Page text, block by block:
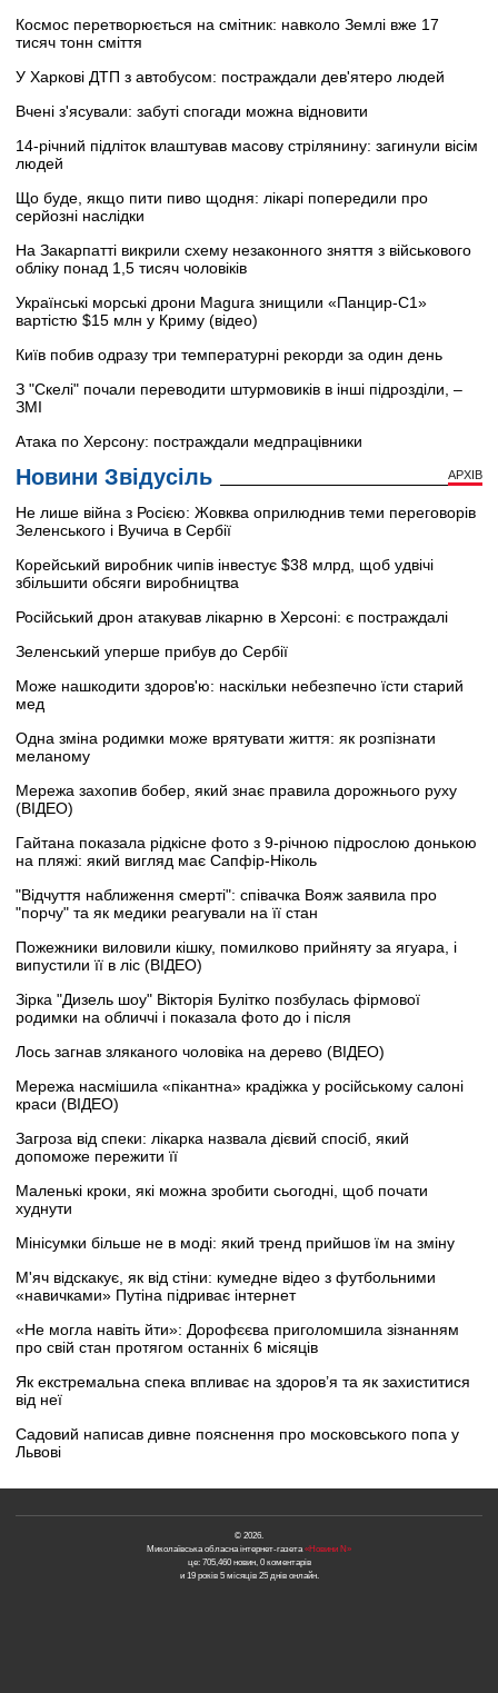
Космос перетворюється на смітник: навколо Землі вже 17
тисяч тонн сміття
У Харкові ДТП з автобусом: постраждали дев'ятеро людей
Вчені з'ясували: забуті спогади можна відновити
14-річний підліток влаштував масову стрілянину: загинули вісім
людей
Що буде, якщо пити пиво щодня: лікарі попередили про
серйозні наслідки
На Закарпатті викрили схему незаконного зняття з військового
обліку понад 1,5 тисяч чоловіків
Українські морські дрони Magura знищили «Панцир-С1»
вартістю $15 млн у Криму (відео)
Київ побив одразу три температурні рекорди за один день
З "Скелі" почали переводити штурмовиків в інші підрозділи, –
ЗМІ
Атака по Херсону: постраждали медпрацівники
Новини Звідусіль АРХІВ
Не лише війна з Росією: Жовква оприлюднив теми переговорів
Зеленського і Вучича в Сербії
Корейський виробник чипів інвестує $38 млрд, щоб удвічі
збільшити обсяги виробництва
Російський дрон атакував лікарню в Херсоні: є постраждалі
Зеленський уперше прибув до Сербії
Може нашкодити здоров'ю: наскільки небезпечно їсти старий
мед
Одна зміна родимки може врятувати життя: як розпізнати
меланому
Мережа захопив бобер, який знає правила дорожнього руху
(ВІДЕО)
Гайтана показала рідкісне фото з 9-річною підрослою донькою
на пляжі: який вигляд має Сапфір-Ніколь
"Відчуття наближення смерті": співачка Вояж заявила про
"порчу" та як медики реагували на її стан
Пожежники виловили кішку, помилково прийняту за ягуара, і
випустили її в ліс (ВІДЕО)
Зірка "Дизель шоу" Вікторія Булітко позбулась фірмової
родимки на обличчі і показала фото до і після
Лось загнав зляканого чоловіка на дерево (ВІДЕО)
Мережа насмішила «пікантна» крадіжка у російському салоні
краси (ВІДЕО)
Загроза від спеки: лікарка назвала дієвий спосіб, який
допоможе пережити її
Маленькі кроки, які можна зробити сьогодні, щоб почати
худнути
Мінісумки більше не в моді: який тренд прийшов їм на зміну
М'яч відскакує, як від стіни: кумедне відео з футбольними
«навичками» Путіна підриває інтернет
«Не могла навіть йти»: Дорофєєва приголомшила зізнанням
про свій стан протягом останніх 6 місяців
Як екстремальна спека впливає на здоров’я та як захиститися
від неї
Садовий написав дивне пояснення про московського попа у
Львові
© 2026.
Миколаївська обласна інтернет-газета «Новини N»
це: 705,460 новин, 0 коментарів
и 19 років 5 місяців 25 днів онлайн.